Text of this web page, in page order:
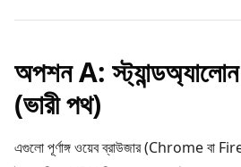
অপশন A: স্ট্যান্ডঅ্যালোন
(ভারী পথ)
এগুলো পূর্ণাঙ্গ ওয়েব ব্রাউজার (Chrome বা